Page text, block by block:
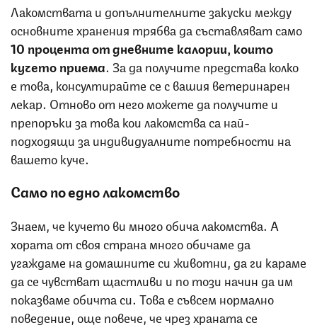
Лакомствата и допълнителните закуски между
основните хранения трябва да съставляват само
10 процента от дневните калории, които
кучето приема. За да получите представа колко
е това, консултирайте се с вашия ветеринарен
лекар. Отново от него можете да получите и
препоръки за това кои лакомства са най-
подходящи за индивидуалните потребности на
вашето куче.
Само по едно лакомство
Знаем, че кучето ви много обича лакомства. А
хората от своя страна много обичаме да
угаждаме на домашните си животни, да ги караме
да се чувстват щастливи и по този начин да им
показваме обичта си. Това е съвсем нормално
поведение, още повече, че чрез храната се